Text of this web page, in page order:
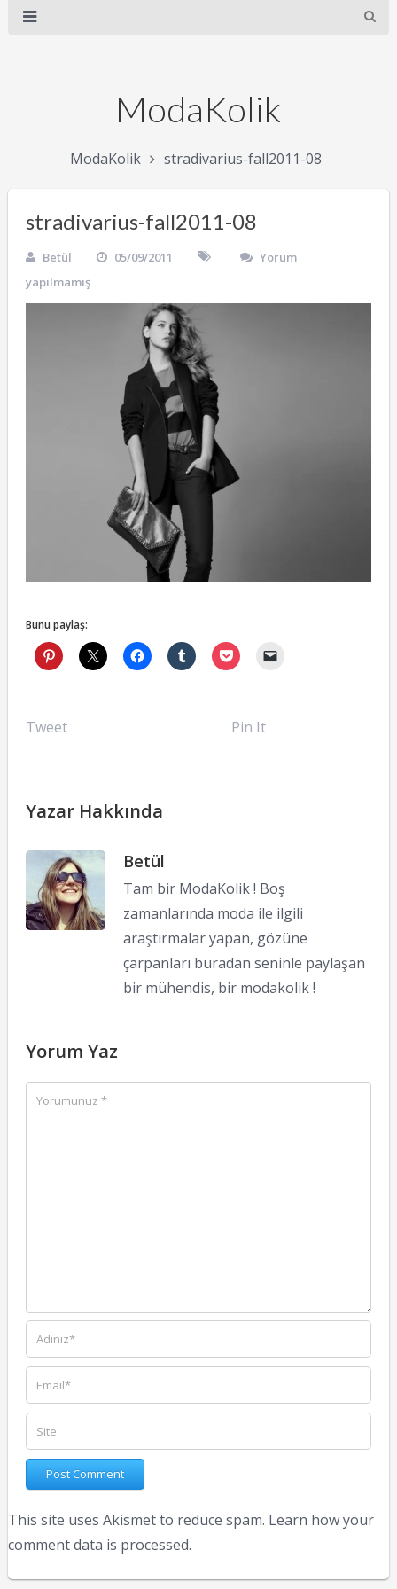
ModaKolik
ModaKolik stradivarius-fall2011-08
stradivarius-fall2011-08
Betül 05/09/2011
Yorum
yapılmamış
Bunu paylaş:
Tweet Pin It
Yazar Hakkında
Betül
Tam bir ModaKolik ! Boş
zamanlarında moda ile ilgili
araştırmalar yapan, gözüne
çarpanları buradan seninle paylaşan
bir mühendis, bir modakolik !
Yorum Yaz
This site uses Akismet to reduce spam. Learn how your
comment data is processed.